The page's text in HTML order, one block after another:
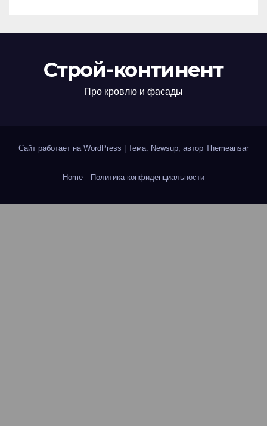
Строй-континент
Про кровлю и фасады
Сайт работает на WordPress Тема: Newsup, автор Themeansar
Home Политика конфиденциальности